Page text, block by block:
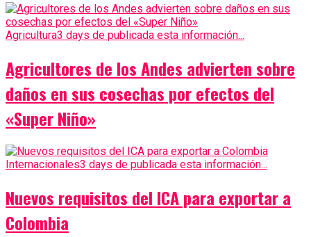
Agricultura3 days de publicada esta información...
Agricultores de los Andes advierten sobre
daños en sus cosechas por efectos del
«Super Niño»
Internacionales3 days de publicada esta información...
Nuevos requisitos del ICA para exportar a
Colombia